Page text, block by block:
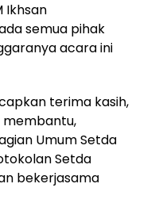
Ikhsan
semua pihak
acara ini
terima kasih,
membantu,
Umum Setda
Setda
bekerjasama